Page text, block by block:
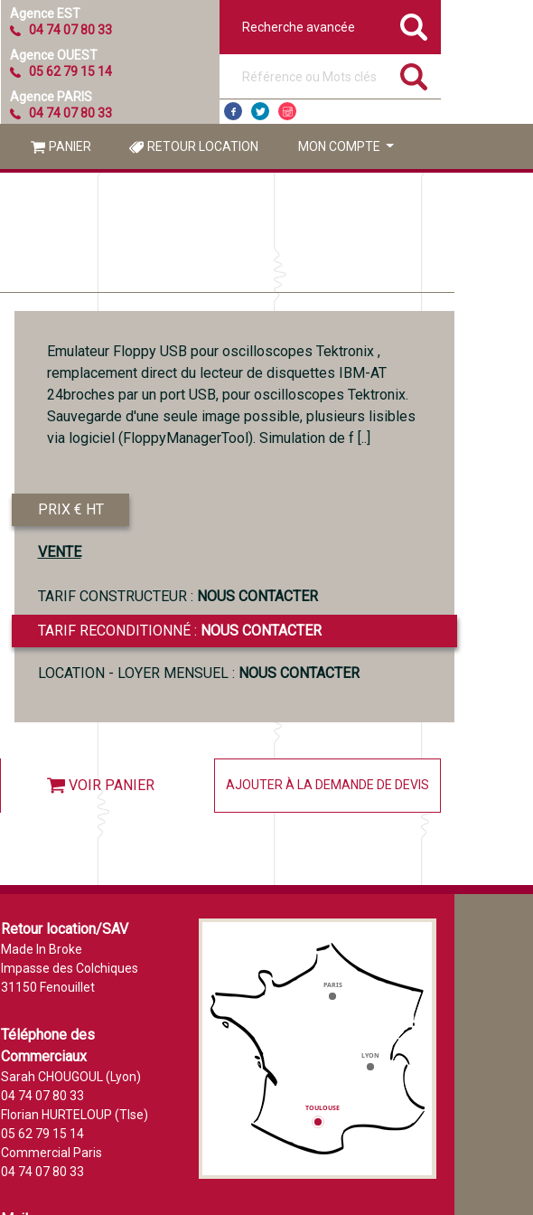
Agence EST
04 74 07 80 33
Agence OUEST
05 62 79 15 14
Agence PARIS
04 74 07 80 33
Recherche avancée
PANIER RETOUR LOCATION MON COMPTE
Emulateur Floppy USB pour oscilloscopes Tektronix ,
remplacement direct du lecteur de disquettes IBM-AT
24broches par un port USB, pour oscilloscopes Tektronix.
Sauvegarde d'une seule image possible, plusieurs lisibles
via logiciel (FloppyManagerTool). Simulation de f [..]
PRIX € HT
VENTE
TARIF CONSTRUCTEUR : NOUS CONTACTER
TARIF RECONDITIONNÉ : NOUS CONTACTER
LOCATION - LOYER MENSUEL : NOUS CONTACTER
VOIR PANIER AJOUTER À LA DEMANDE DE DEVIS
Retour location/SAV
Made In Broke
Impasse des Colchiques
31150 Fenouillet
Téléphone des
Commerciaux
Sarah CHOUGOUL (Lyon)
04 74 07 80 33
Florian HURTELOUP (Tlse)
05 62 79 15 14
Commercial Paris
04 74 07 80 33